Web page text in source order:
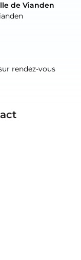
de Vianden
rendez-vous
de Vianden
rendez-vous
de Vianden
de Vianden
61